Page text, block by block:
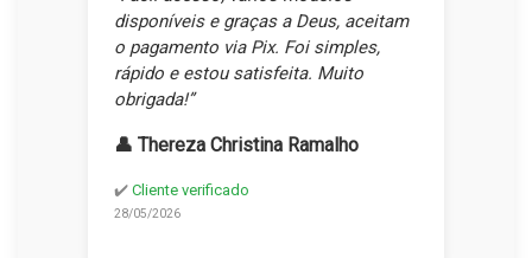
disponíveis e graças a Deus, aceitam
o pagamento via Pix. Foi simples,
rápido e estou satisfeita. Muito
obrigada!”
👤 Thereza Christina Ramalho
✔️ Cliente verificado
28/05/2026